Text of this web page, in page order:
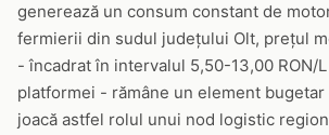
generează un consum constant de
fermierii din sudul județului Olt, prețul
- încadrat în intervalul 5,50-13,00 RON/
platformei - rămâne un element bugetar
joacă astfel rolul unui nod logistic